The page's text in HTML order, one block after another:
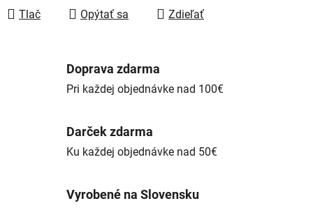
Tlač Opýtať sa Zdieľať
Doprava zdarma
Pri každej objednávke nad 100€
Darček zdarma
Ku každej objednávke nad 50€
Vyrobené na Slovensku